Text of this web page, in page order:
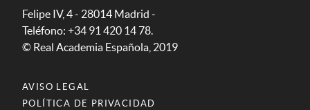
Felipe IV, 4 - 28014 Madrid -
Teléfono: +34 91 420 14 78.
© Real Academia Española, 2019
AVISO LEGAL
POLÍTICA DE PRIVACIDAD